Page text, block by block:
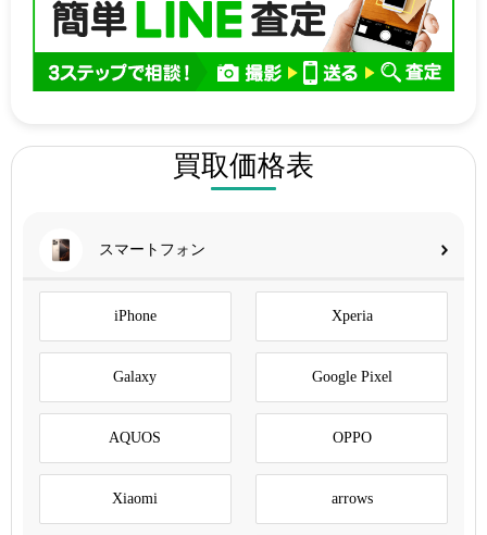
買取価格表
スマートフォン
iPhone Xperia
Galaxy Google Pixel
AQUOS OPPO
Xiaomi arrows